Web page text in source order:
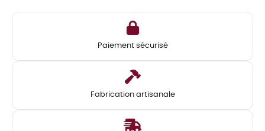
Paiement sécurisé
Fabrication artisanale